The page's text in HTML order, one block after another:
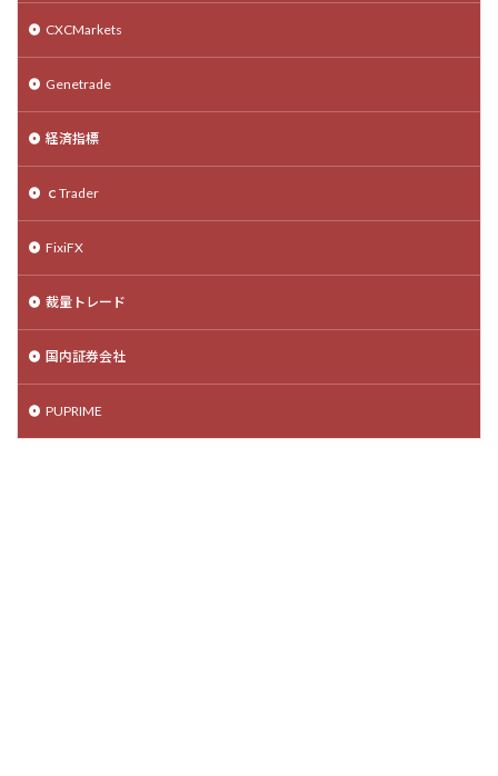
CXCMarkets
Genetrade
経済指標
ｃTrader
FixiFX
裁量トレード
国内証券会社
PUPRIME